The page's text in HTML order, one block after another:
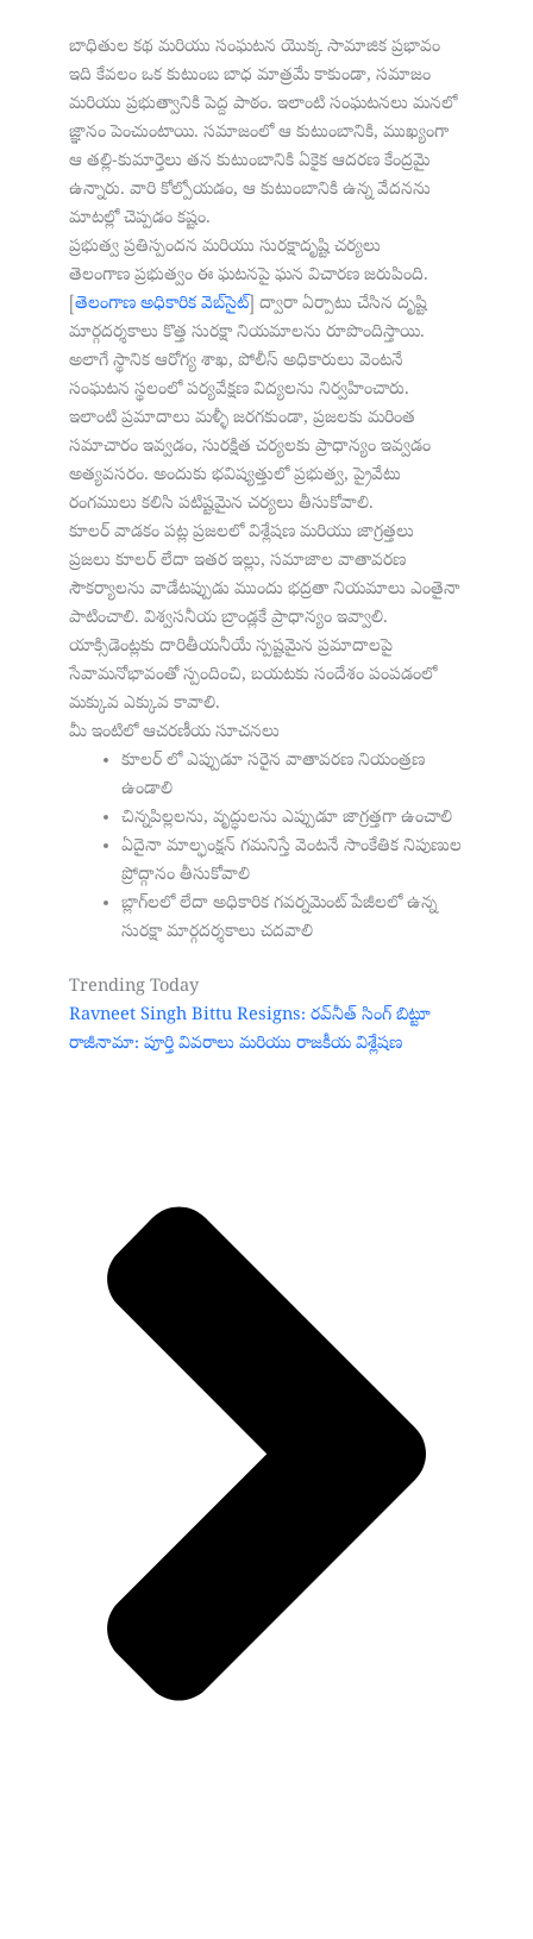
బాధితుల కథ మరియు సంఘటన యొక్క సామాజిక ప్రభావం
ఇది కేవలం ఒక కుటుంబ బాధ మాత్రమే కాకుండా, సమాజం
మరియు ప్రభుత్వానికి పెద్ద పాఠం. ఇలాంటి సంఘటనలు మనలో
జ్ఞానం పెంచుంటాయి. సమాజంలో ఆ కుటుంబానికి, ముఖ్యంగా
ఆ తల్లి-కుమార్తెలు తన కుటుంబానికి ఏకైక ఆదరణ కేంద్రమై
ఉన్నారు. వారి కోల్పోయడం, ఆ కుటుంబానికి ఉన్న వేదనను
మాటల్లో చెప్పడం కష్టం.
ప్రభుత్వ ప్రతిస్పందన మరియు సురక్షాదృష్టి చర్యలు
తెలంగాణ ప్రభుత్వం ఈ ఘటనపై ఘన విచారణ జరుపింది.
[తెలంగాణ అధికారిక వెబ్‌సైట్] ద్వారా ఏర్పాటు చేసిన దృష్టి
మార్గదర్శకాలు కొత్త సురక్షా నియమాలను రూపొందిస్తాయి.
అలాగే స్థానిక ఆరోగ్య శాఖ, పోలీస్ అధికారులు వెంటనే
సంఘటన స్థలంలో పర్యవేక్షణ విద్యలను నిర్వహించారు.
ఇలాంటి ప్రమాదాలు మళ్ళీ జరగకుండా, ప్రజలకు మరింత
సమాచారం ఇవ్వడం, సురక్షిత చర్యలకు ప్రాధాన్యం ఇవ్వడం
అత్యవసరం. అందుకు భవిష్యత్తులో ప్రభుత్వ, ప్రైవేటు
రంగములు కలిసి పటిష్టమైన చర్యలు తీసుకోవాలి.
కూలర్ వాడకం పట్ల ప్రజలలో విశ్లేషణ మరియు జాగ్రత్తలు
ప్రజలు కూలర్ లేదా ఇతర ఇల్లు, సమాజాల వాతావరణ
సౌకర్యాలను వాడేటప్పుడు ముందు భద్రతా నియమాలు ఎంతైనా
పాటించాలి. విశ్వసనీయ బ్రాండ్లకే ప్రాధాన్యం ఇవ్వాలి.
యాక్సిడెంట్లకు దారితీయనీయే స్పష్టమైన ప్రమాదాలపై
సేవామనోభావంతో స్పందించి, బయటకు సందేశం పంపడంలో
మక్కువ ఎక్కువ కావాలి.
మీ ఇంటిలో ఆచరణీయ సూచనలు
కూలర్ లో ఎప్పుడూ సరైన వాతావరణ నియంత్రణ
ఉండాలి
చిన్నపిల్లలను, వృద్ధులను ఎప్పుడూ జాగ్రత్తగా ఉంచాలి
ఏదైనా మాల్ఫంక్షన్ గమనిస్తే వెంటనే సాంకేతిక నిపుణుల
ప్రోద్గానం తీసుకోవాలి
బ్లాగ్‌లలో లేదా అధికారిక గవర్నమెంట్ పేజీలలో ఉన్న
సురక్షా మార్గదర్శకాలు చదవాలి
Trending Today
Ravneet Singh Bittu Resigns: రవ్‌నీత్ సింగ్ బిట్టూ
రాజీనామా: పూర్తి వివరాలు మరియు రాజకీయ విశ్లేషణ